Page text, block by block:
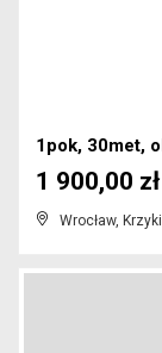
Wrocław, Krzyki
1 900,00 zł